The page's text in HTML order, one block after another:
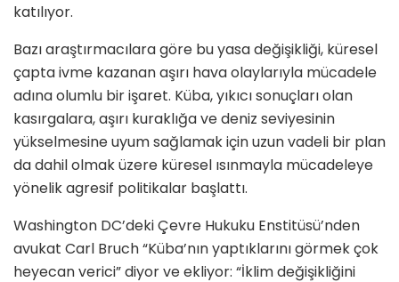
katılıyor.
Bazı araştırmacılara göre bu yasa değişikliği, küresel
çapta ivme kazanan aşırı hava olaylarıyla mücadele
adına olumlu bir işaret. Küba, yıkıcı sonuçları olan
kasırgalara, aşırı kuraklığa ve deniz seviyesinin
yükselmesine uyum sağlamak için uzun vadeli bir plan
da dahil olmak üzere küresel ısınmayla mücadeleye
yönelik agresif politikalar başlattı.
Washington DC’deki Çevre Hukuku Enstitüsü’nden
avukat Carl Bruch “Küba’nın yaptıklarını görmek çok
heyecan verici” diyor ve ekliyor: “İklim değişikliğini